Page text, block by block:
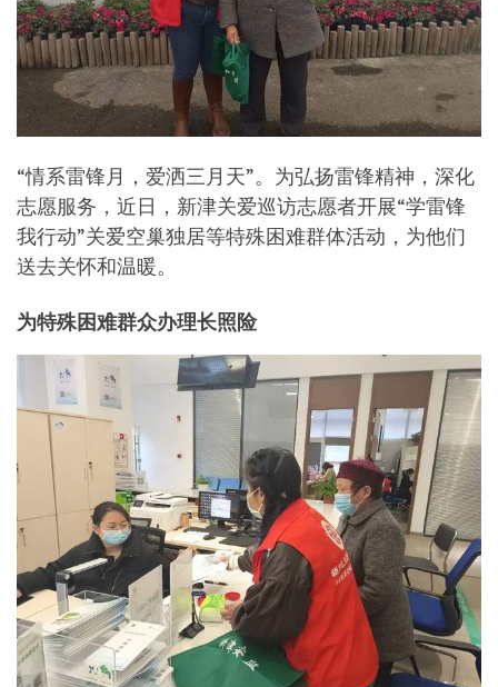
“情系雷锋月，爱洒三月天”。为弘扬雷锋精神，深化
志愿服务，近日，新津关爱巡访志愿者开展“学雷锋
我行动”关爱空巢独居等特殊困难群体活动，为他们
送去关怀和温暖。
为特殊困难群众办理长照险